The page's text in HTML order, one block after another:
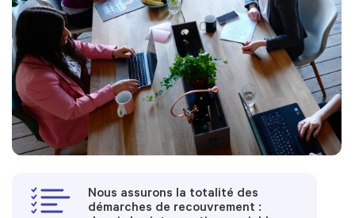
Nous assurons la totalité des
démarches de recouvrement :